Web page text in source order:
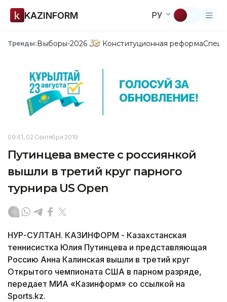
KAZINFORM РУ
Тренды:Выборы-2026 Конституционная реформа
09:41, 02 Сентября 2019
Путинцева вместе с россиянкой
вышли в третий круг парного
турнира US Open
НУР-СУЛТАН. КАЗИНФОРМ - Казахстанская
теннисистка Юлия Путинцева и представляющая
Россию Анна Калинская вышли в третий круг
Открытого чемпионата США в парном разряде,
передает МИА «Казинформ» со ссылкой на
Sports.kz.